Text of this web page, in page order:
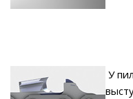
У